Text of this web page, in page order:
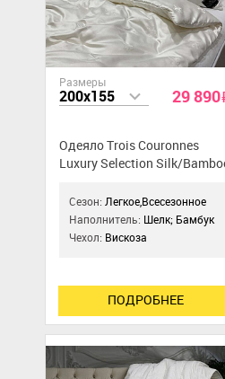
Размеры
200x155 29 890
Одеяло Trois Couronnes
Luxury Selection Silk/
Сезон:Легкое,Всесезонное
Наполнитель: Шелк; Бамбук
Чехол: Вискоза
ПОДРОБНЕЕ